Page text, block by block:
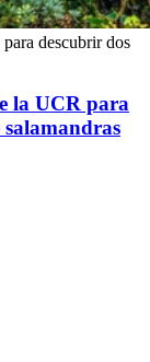
descubrir dos
la UCR para
salamandras